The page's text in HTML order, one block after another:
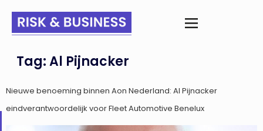
Tag:Al Pijnacker
Nieuwe benoeming binnen Aon Nederland: Al Pijnacker
eindverantwoordelijk voor Fleet Automotive Benelux